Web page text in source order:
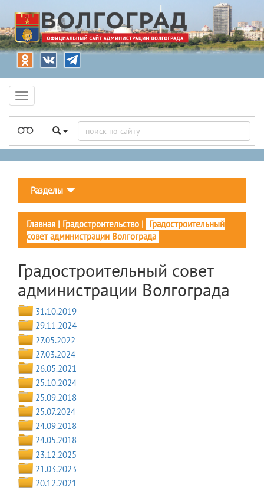
Разделы
Главная | Градостроительство | Градостроительный
совет администрации Волгограда
Градостроительный совет
администрации Волгограда
31.10.2019
29.11.2024
27.05.2022
27.03.2024
26.05.2021
25.10.2024
25.09.2018
25.07.2024
24.09.2018
24.05.2018
23.12.2025
21.03.2023
20.12.2021